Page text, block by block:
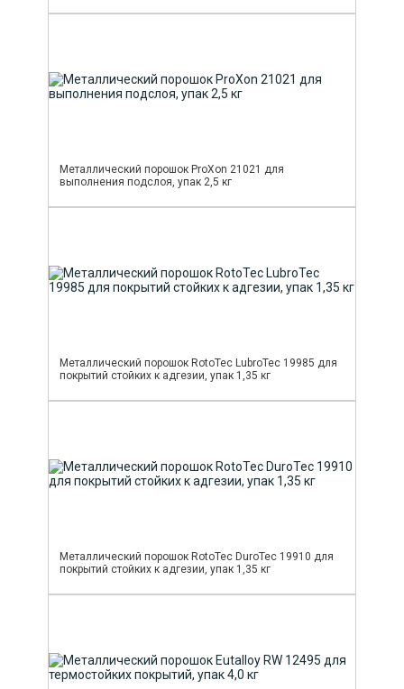
Металлический порошок ProXon 21021 для
выполнения подслоя, упак 2,5 кг
Металлический порошок RotoTec LubroTec 19985 для
покрытий стойких к адгезии, упак 1,35 кг
Металлический порошок RotoTec DuroTec 19910 для
покрытий стойких к адгезии, упак 1,35 кг